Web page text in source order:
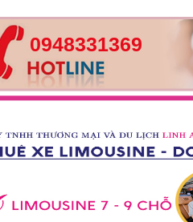
0948331369